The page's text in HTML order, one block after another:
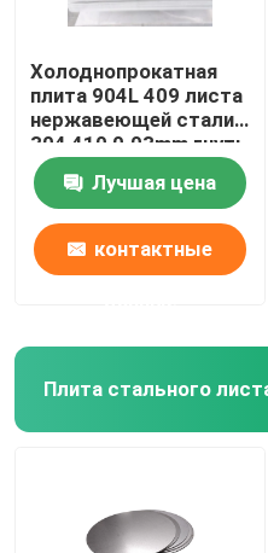
Холоднопрокатная
плита 904L 409 листа
нержавеющей стали
304 410 0.03mm гнуть
Лучшая цена
контактные
Плита стального